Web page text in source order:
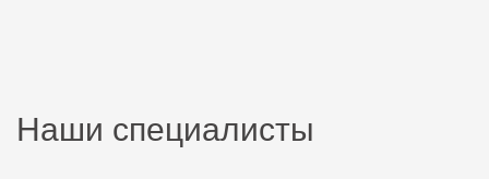
Наши специалисты